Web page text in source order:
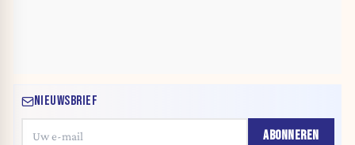
NIEUWSBRIEF
ABONNEREN